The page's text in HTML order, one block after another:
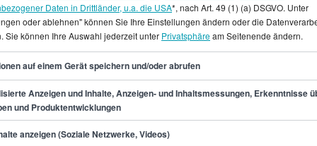
arbeitest, verdienst du
ca. 3.558 € im Monat und im
€. Das durchschnittliche
bei 4.333 € und
in
Anzahl an Jobangeboten in
gibt es für den Job als
3238 verfügbare
min.42.700€
Daten in Drittländer, u.a. die USA*, nach Art. 49 (1) (a) DSGVO. Unter
oder ablehnen" können Sie Ihre Einstellungen ändern oder die
Sie können Ihre Auswahl jederzeit unter Privatsphäream Seitenende ändern.
auf einem Gerät speichern und/oder abrufen
Anzeigen und Inhalte, Anzeigen- und Inhaltsmessungen, Erkenntnisse
und Produktentwicklungen
anzeigen (Soziale Netzwerke, Videos)